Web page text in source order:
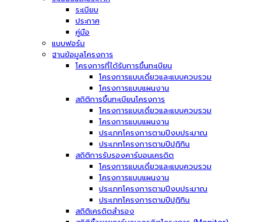
ระเบียบ
ประกาศ
คู่มือ
แบบฟอร์ม
ฐานข้อมูลโครงการ
โครงการที่ได้รับการขึ้นทะเบียน
โครงการแบบเดี่ยวและแบบควบรวม
โครงการแบบแผนงาน
สถิติการขึ้นทะเบียนโครงการ
โครงการแบบเดี่ยวและแบบควบรวม
โครงการแบบแผนงาน
ประเภทโครงการตามปีงบประมาณ
ประเภทโครงการตามปีปฏิทิน
สถิติการรับรองคาร์บอนเครดิต
โครงการแบบเดี่ยวและแบบควบรวม
โครงการแบบแผนงาน
ประเภทโครงการตามปีงบประมาณ
ประเภทโครงการตามปีปฏิทิน
สถิติเครดิตสำรอง